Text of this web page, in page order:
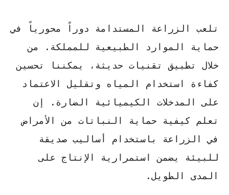
تلعب الزراعة المستدامة دوراً محورياً في
حماية الموارد الطبيعية للمملكة. من
خلال تطبيق تقنيات حديثة، يمكننا تحسين
كفاءة استخدام المياه وتقليل الاعتماد
على المدخلات الكيميائية الضارة. إن
تعلم كيفية حماية النباتات من الأمراض
في الزراعة باستخدام أساليب صديقة
للبيئة يضمن استمرارية الإنتاج على
المدى الطويل.